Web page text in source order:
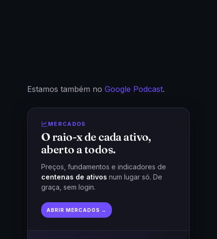
Estamos também no Google Podcast.
MERCADOS
O raio-x de cada ativo,
aberto a todos.
Preços, fundamentos e indicadores de
centenas de ativos num lugar só. De
graça, sem login.
ABRIR MERCADOS →